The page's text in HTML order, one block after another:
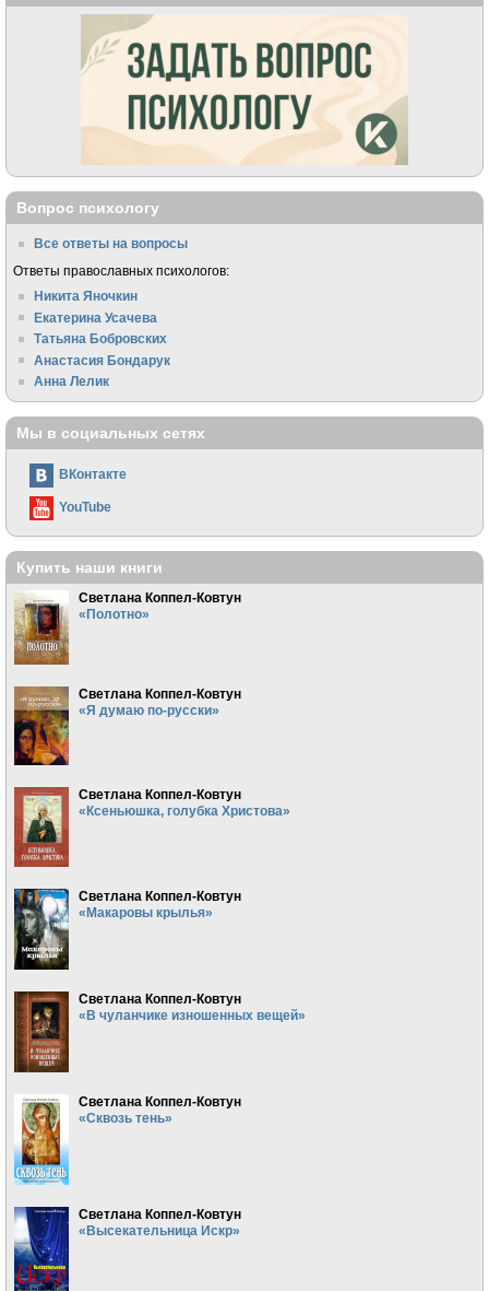
Вопрос психологу
Все ответы на вопросы
Ответы православных психологов:
Никита Яночкин
Екатерина Усачева
Татьяна Бобровских
Анастасия Бондарук
Анна Лелик
Мы в социальных сетях
ВКонтакте
YouTube
Купить наши книги
Светлана Коппел-Ковтун
«Полотно»
Светлана Коппел-Ковтун
«Я думаю по-русски»
Светлана Коппел-Ковтун
«Ксеньюшка, голубка Христова»
Светлана Коппел-Ковтун
«Макаровы крылья»
Светлана Коппел-Ковтун
«В чуланчике изношенных вещей»
Светлана Коппел-Ковтун
«Сквозь тень»
Светлана Коппел-Ковтун
«Высекательница Искр»